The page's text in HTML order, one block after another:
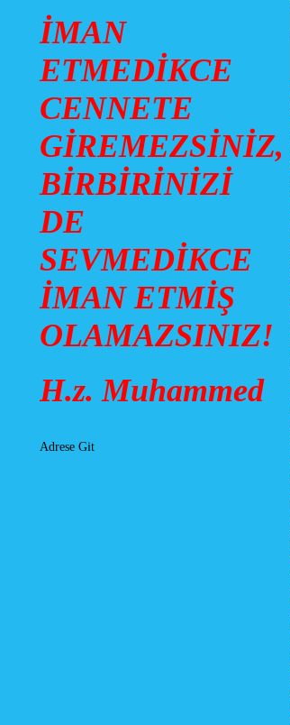
İMAN
ETMEDİKCE
CENNETE
GİREMEZSİNİZ,
BİRBİRİNİZİ
DE
SEVMEDİKCE
İMAN ETMİŞ
OLAMAZSINIZ!
H.z. Muhammed
Adrese Git